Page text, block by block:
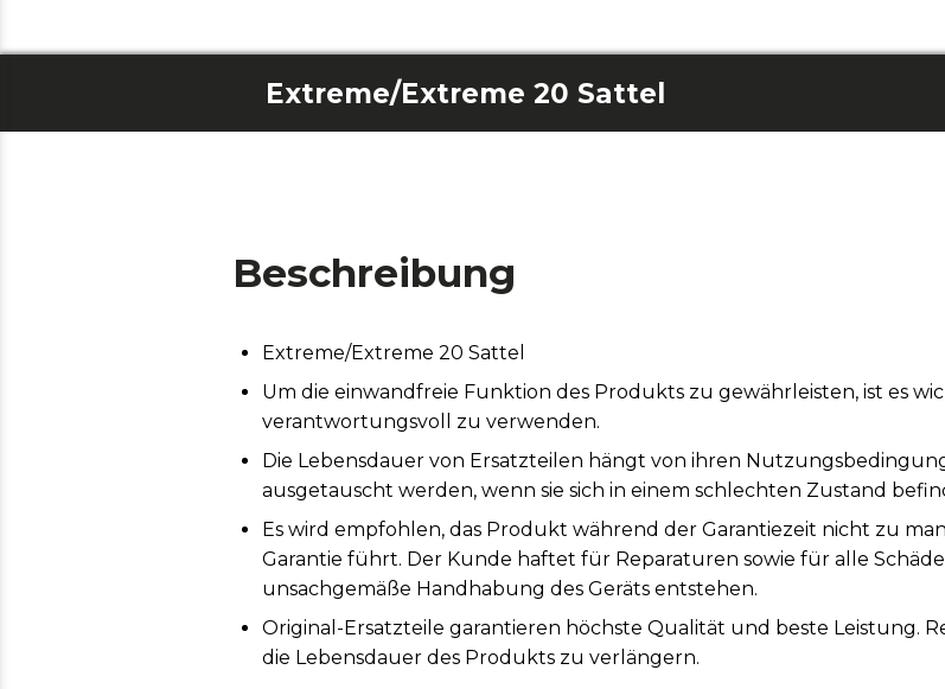
Extreme/Extreme 20 Sattel
Beschreibung
Extreme/Extreme 20 Sattel
Um die einwandfreie Funktion des Produkts zu gewährleisten, ist es
verantwortungsvoll zu verwenden.
Die Lebensdauer von Ersatzteilen hängt von ihren
ausgetauscht werden, wenn sie sich in einem schlechten Zustand
Es wird empfohlen, das Produkt während der Garantiezeit nicht zu
Garantie führt. Der Kunde haftet für Reparaturen sowie für alle
unsachgemäße Handhabung des Geräts entstehen.
Original-Ersatzteile garantieren höchste Qualität und beste Leistung.
die Lebensdauer des Produkts zu verlängern.